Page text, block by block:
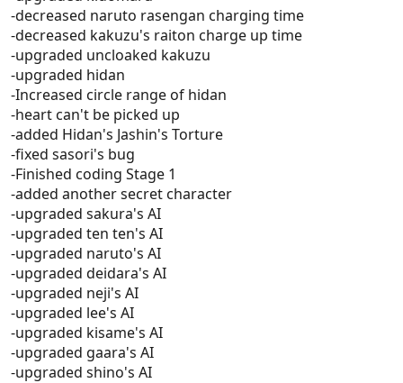
-decreased naruto rasengan charging time
-decreased kakuzu's raiton charge up time
-upgraded uncloaked kakuzu
-upgraded hidan
-Increased circle range of hidan
-heart can't be picked up
-added Hidan's Jashin's Torture
-fixed sasori's bug
-Finished coding Stage 1
-added another secret character
-upgraded sakura's AI
-upgraded ten ten's AI
-upgraded naruto's AI
-upgraded deidara's AI
-upgraded neji's AI
-upgraded lee's AI
-upgraded kisame's AI
-upgraded gaara's AI
-upgraded shino's AI